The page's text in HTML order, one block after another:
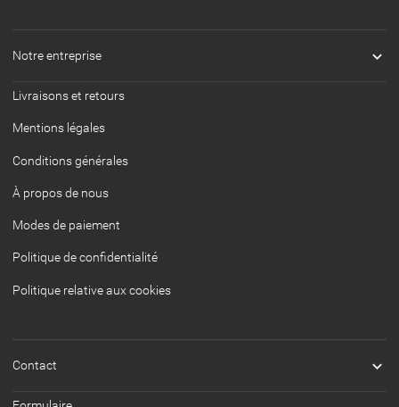
Notre entreprise 
Livraisons et retours
Mentions légales
Conditions générales
À propos de nous
Modes de paiement
Politique de confidentialité
Politique relative aux cookies
Contact 